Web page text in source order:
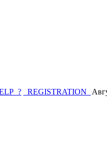
_REGISTRATION_